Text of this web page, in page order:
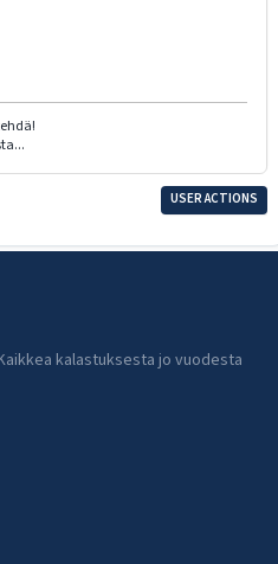
USER ACTIONS
kalastuksesta jo vuodesta